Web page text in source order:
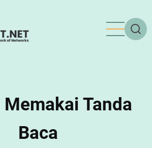
Tanda
Baca